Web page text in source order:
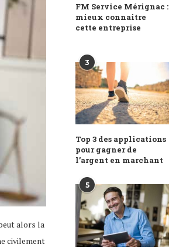
alors la
civilement
FM Service Mérignac :
mieux connaitre
cette entreprise
3
Top 3 des applications
pour gagner de
l’argent en marchant
5